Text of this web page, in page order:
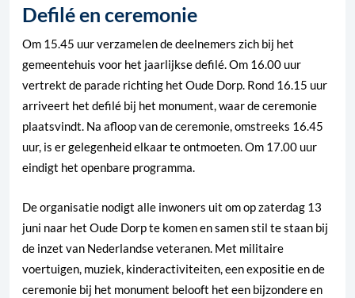
Defilé en ceremonie
Om 15.45 uur verzamelen de deelnemers zich bij het
gemeentehuis voor het jaarlijkse defilé. Om 16.00 uur
vertrekt de parade richting het Oude Dorp. Rond 16.15 uur
arriveert het defilé bij het monument, waar de ceremonie
plaatsvindt. Na afloop van de ceremonie, omstreeks 16.45
uur, is er gelegenheid elkaar te ontmoeten. Om 17.00 uur
eindigt het openbare programma.
De organisatie nodigt alle inwoners uit om op zaterdag 13
juni naar het Oude Dorp te komen en samen stil te staan bij
de inzet van Nederlandse veteranen. Met militaire
voertuigen, muziek, kinderactiviteiten, een expositie en de
ceremonie bij het monument belooft het een bijzondere en